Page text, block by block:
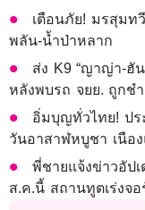
เตือนภัย! มรสุมท
พลัน-น้ำป่าหลาก
ส่ง K9 “ญาญ่า-ฮั
หลังพบรถ จยย. ถูกช
อิ่มบุญทั่วไทย! ปร
วันอาสาฬหบูชา เนือ
พี่ชายแจ้งข่าวอัป
ส.ค.นี้ สถานทูตเร่งจอ